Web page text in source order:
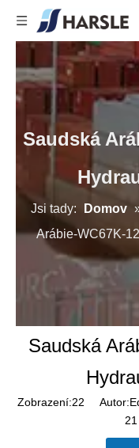
Saudská
Jsi tady: Domov
Arábie-WC67K-
Saudská
Zobrazení:22